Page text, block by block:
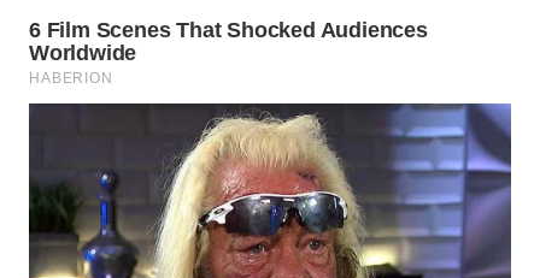
WN
SUMEDANG
WN
KEPULAUAN
SERIBU